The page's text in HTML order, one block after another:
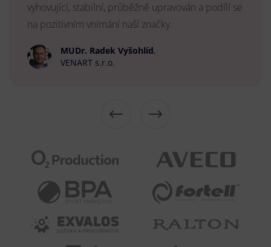
vyhovující, stabilní, průběžně upravován a podílí se
na pozitivním vnímání naší značky.
MUDr. Radek Vyšohlíd,
VENART s.r.o.